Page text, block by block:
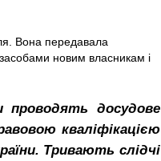
Вона передавала
новим власникам і
проводять досудове
кваліфікацією
Тривають слідчі